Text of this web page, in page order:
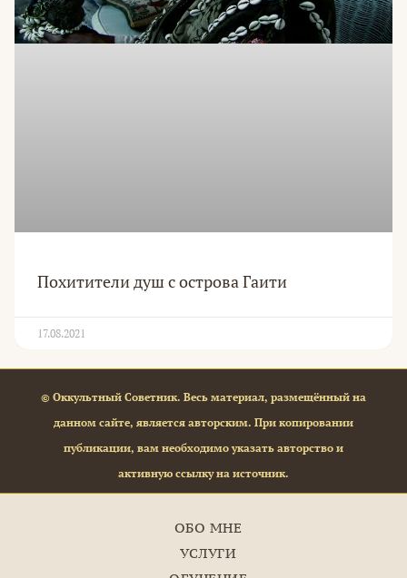
Похитители душ с острова Гаити
17.08.2021
© Оккультный Советник. Весь материал, размещённый на
данном сайте, является авторским. При копировании
публикации, вам необходимо указать авторство и
активную ссылку на источник.
ОБО МНЕ
УСЛУГИ